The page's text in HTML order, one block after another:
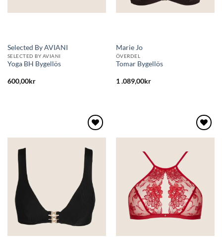
Selected By AVIANI
SELECTED BY AVIANI
Yoga BH Bygellös
600,00kr
Marie Jo
ÖVERDEL
Tomar Bygellös
1 .089,00kr
Lägg
till i
önskelistan
önskelistan